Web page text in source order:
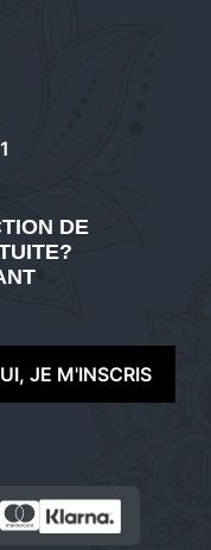
DE